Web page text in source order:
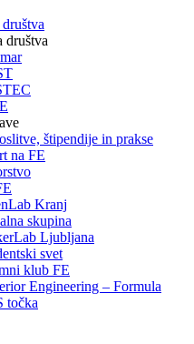
društva
štipendije in prakse
na FE
Kranj
skupina
Ljubljana
svet
klub FE
Engineering – Formula
točka